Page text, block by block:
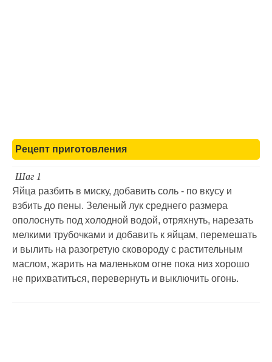
Рецепт приготовления
Шаг 1
Яйца разбить в миску, добавить соль - по вкусу и
взбить до пены. Зеленый лук среднего размера
ополоснуть под холодной водой, отряхнуть, нарезать
мелкими трубочками и добавить к яйцам, перемешать
и вылить на разогретую сковороду с растительным
маслом, жарить на маленьком огне пока низ хорошо
не прихватиться, перевернуть и выключить огонь.